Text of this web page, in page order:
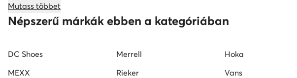
női magasszárú tornacipők Nine West női cipők
Mutass többet
Népszerű márkák ebben a kategóriában
DC Shoes Merrell Hoka
MEXX
Rieker Vans